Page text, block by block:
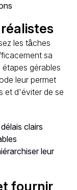
les tâches
sa
gérables
leur permet
et d'éviter de se
clairs
leur
fournir